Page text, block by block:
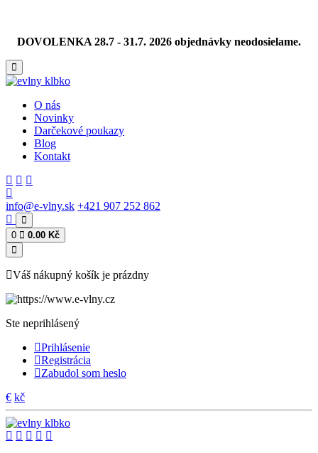
DOVOLENKA 28.7 - 31.7. 2026 objednávky neodosielame.
O nás
Novinky
Darčekové poukazy
Blog
Kontakt
info@e-vlny.sk +421 907 252 862
0 0.00 Kč
Váš nákupný košík je prázdny
Ste neprihlásený
Prihlásenie
Registrácia
Zabudol som heslo
€ kč